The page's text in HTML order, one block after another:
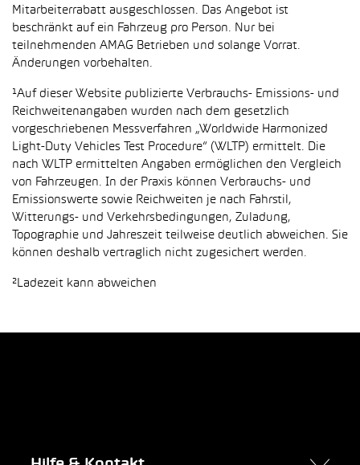
Mitarbeiterrabatt ausgeschlossen. Das Angebot ist
beschränkt auf ein Fahrzeug pro Person. Nur bei
teilnehmenden AMAG Betrieben und solange Vorrat.
Änderungen vorbehalten.
¹Auf dieser Website publizierte Verbrauchs- Emissions- und
Reichweitenangaben wurden nach dem gesetzlich
vorgeschriebenen Messverfahren „Worldwide Harmonized
Light-Duty Vehicles Test Procedure“ (WLTP) ermittelt. Die
nach WLTP ermittelten Angaben ermöglichen den Vergleich
von Fahrzeugen. In der Praxis können Verbrauchs- und
Emissionswerte sowie Reichweiten je nach Fahrstil,
Witterungs- und Verkehrsbedingungen, Zuladung,
Topographie und Jahreszeit teilweise deutlich abweichen. Sie
können deshalb vertraglich nicht zugesichert werden.
²Ladezeit kann abweichen